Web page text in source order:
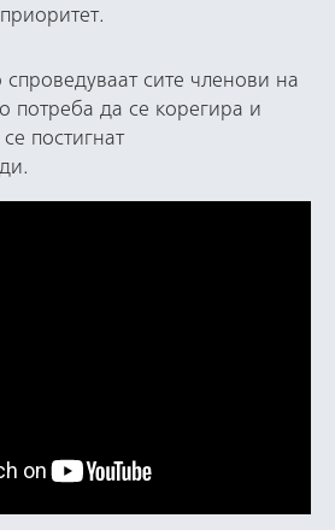
сите членови на
потреба да се корегира и
постигнат